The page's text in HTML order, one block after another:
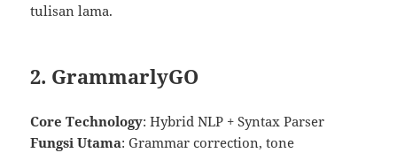
tulisan lama.
2. GrammarlyGO
Core Technology: Hybrid NLP + Syntax Parser
Fungsi Utama: Grammar correction, tone